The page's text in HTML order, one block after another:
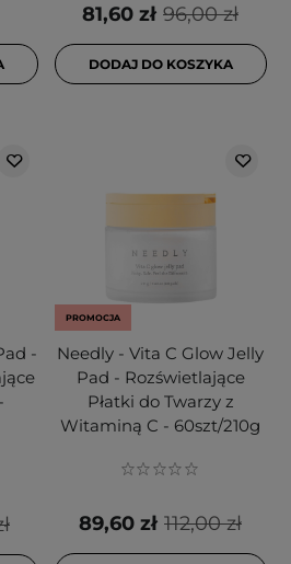
96,00 zł
81,60 zł
DODAJ DO KOSZYKA
-
PROMOCJA
Needly - Vita C Glow Jelly
Pad - Rozświetlające
Płatki do Twarzy z
Witaminą C - 60szt/210g
112,00 zł
89,60 zł